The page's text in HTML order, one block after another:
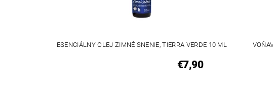
ESENCIÁLNY OLEJ ZIMNÉ SNENIE, TIERRA VERDE 10 ML
€7,90